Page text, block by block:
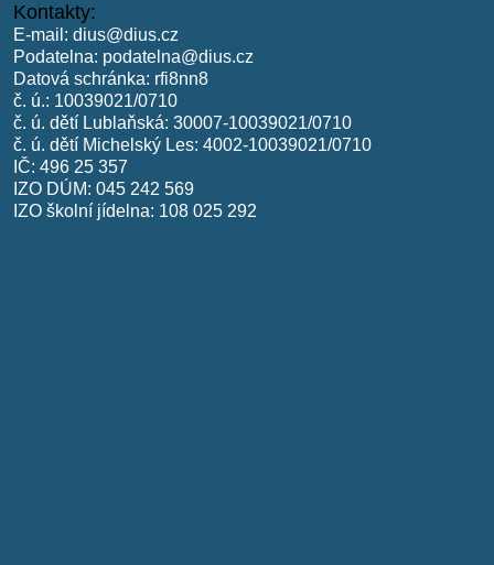
Kontakty:
E-mail: dius@dius.cz
Podatelna: podatelna@dius.cz
Datová schránka: rfi8nn8
č. ú.: 10039021/0710
č. ú. dětí Lublaňská: 30007-10039021/0710
č. ú. dětí Michelský Les: 4002-10039021/0710
IČ: 496 25 357
IZO DÚM: 045 242 569
IZO školní jídelna: 108 025 292